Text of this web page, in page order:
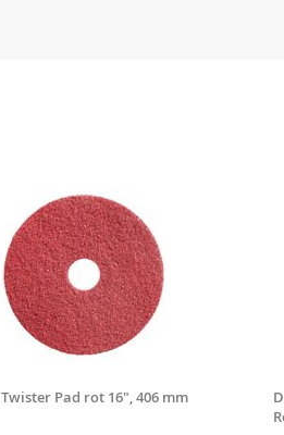
Twister Pad rot 16", 406 mm